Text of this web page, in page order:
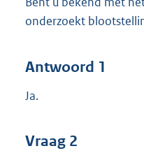
onderzoekt
Antwoord 1
Ja.
Vraag 2